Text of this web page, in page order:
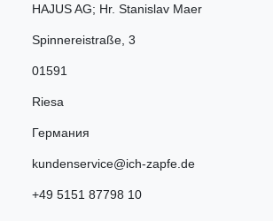
HAJUS AG; Hr. Stanislav Maer
Spinnereistraße 3
01591
Riesa
Германия
kundenservice@ich-zapfe.de
+49 5151 87798 10